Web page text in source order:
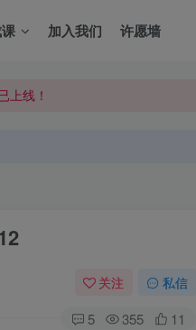
加入我们 许愿墙
上线！
上线！
关注 私信
5 355 11